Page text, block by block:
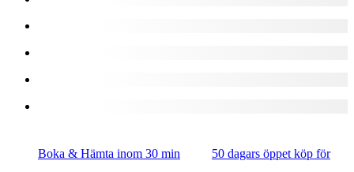
Boka & Hämta inom 30 min 50 dagars öppet köp för